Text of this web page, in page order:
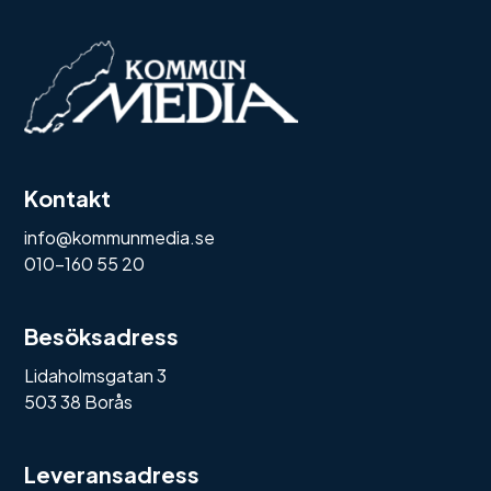
Kontakt
info@kommunmedia.se
010-160 55 20
Besöksadress
Lidaholmsgatan 3
503 38 Borås
Leveransadress